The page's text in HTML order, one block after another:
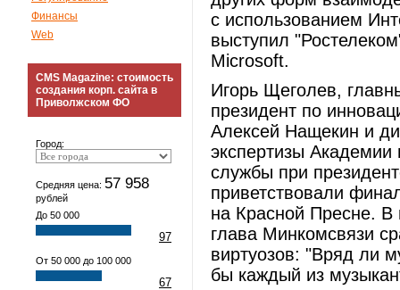
Финансы
Web
CMS Magazine: стоимость
создания корп. сайта в
Приволжском ФО
Город:
Средняя цена: 57 958
рублей
До 50 000
97
От 50 000 до 100 000
67
с использованием
выступил
Microsoft.
Игорь Щеголев,
президент по
Алексей Нащекин и
экспертизы Академии
службы при
приветствовали
на Красной Пресне. В
глава Минкомсвязи
виртуозов: "Вряд ли
бы каждый из